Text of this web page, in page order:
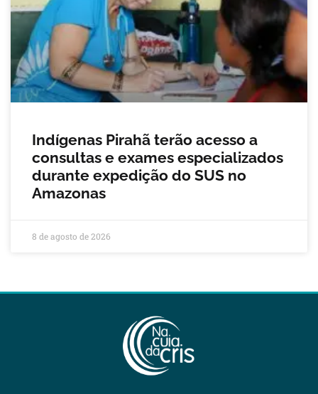
Indígenas Pirahã terão acesso a
consultas e exames especializados
durante expedição do SUS no
Amazonas
8 de agosto de 2026